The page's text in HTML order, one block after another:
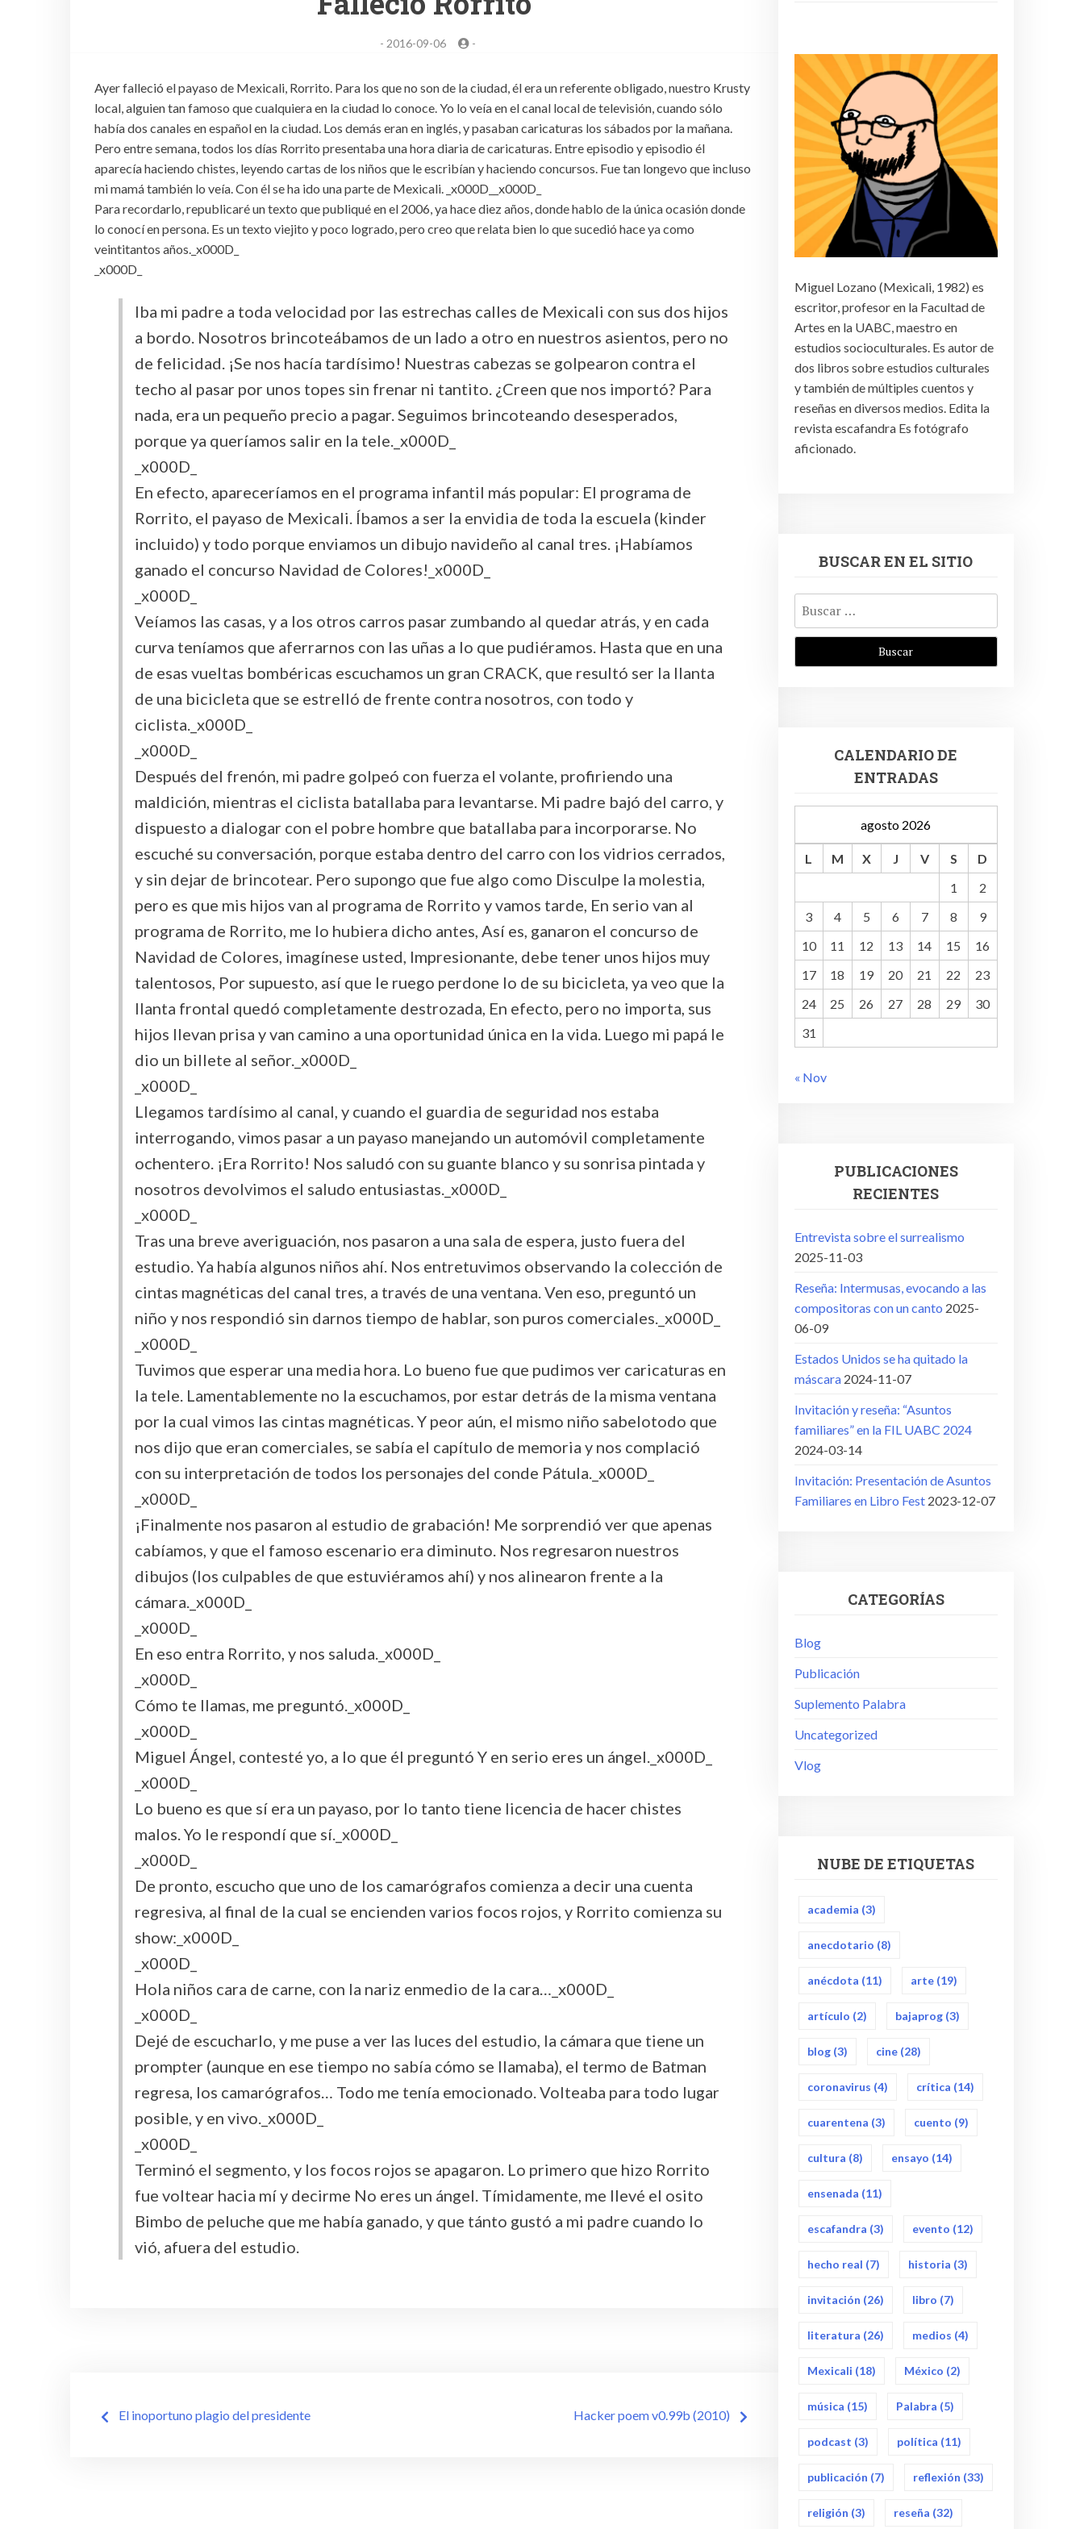
- 2016-09-06 -
Ayer falleció el payaso de Mexicali, Rorrito. Para los que no son de la ciudad, él era un referente obligado, nuestro Krusty
local, alguien tan famoso que cualquiera en la ciudad lo conoce. Yo lo veía en el canal local de televisión, cuando sólo
había dos canales en español en la ciudad. Los demás eran en inglés, y pasaban caricaturas los sábados por la mañana.
Pero entre semana, todos los días Rorrito presentaba una hora diaria de caricaturas. Entre episodio y episodio él
aparecía haciendo chistes, leyendo cartas de los niños que le escribían y haciendo concursos. Fue tan longevo que incluso
mi mamá también lo veía. Con él se ha ido una parte de Mexicali. _x000D__x000D_
Para recordarlo, republicaré un texto que publiqué en el 2006, ya hace diez años, donde hablo de la única ocasión donde
lo conocí en persona. Es un texto viejito y poco logrado, pero creo que relata bien lo que sucedió hace ya como
veintitantos años._x000D_
_x000D_
Iba mi padre a toda velocidad por las estrechas calles de Mexicali con sus dos hijos
a bordo. Nosotros brincoteábamos de un lado a otro en nuestros asientos, pero no
de felicidad. ¡Se nos hacía tardísimo! Nuestras cabezas se golpearon contra el
techo al pasar por unos topes sin frenar ni tantito. ¿Creen que nos importó? Para
nada, era un pequeño precio a pagar. Seguimos brincoteando desesperados,
porque ya queríamos salir en la tele._x000D_
_x000D_
En efecto, apareceríamos en el programa infantil más popular: El programa de
Rorrito, el payaso de Mexicali. Íbamos a ser la envidia de toda la escuela (kinder
incluido) y todo porque enviamos un dibujo navideño al canal tres. ¡Habíamos
ganado el concurso Navidad de Colores!_x000D_
_x000D_
Veíamos las casas, y a los otros carros pasar zumbando al quedar atrás, y en cada
curva teníamos que aferrarnos con las uñas a lo que pudiéramos. Hasta que en una
de esas vueltas bombéricas escuchamos un gran CRACK, que resultó ser la llanta
de una bicicleta que se estrelló de frente contra nosotros, con todo y
ciclista._x000D_
_x000D_
Después del frenón, mi padre golpeó con fuerza el volante, profiriendo una
maldición, mientras el ciclista batallaba para levantarse. Mi padre bajó del carro, y
dispuesto a dialogar con el pobre hombre que batallaba para incorporarse. No
escuché su conversación, porque estaba dentro del carro con los vidrios cerrados,
y sin dejar de brincotear. Pero supongo que fue algo como Disculpe la molestia,
pero es que mis hijos van al programa de Rorrito y vamos tarde, En serio van al
programa de Rorrito, me lo hubiera dicho antes, Así es, ganaron el concurso de
Navidad de Colores, imagínese usted, Impresionante, debe tener unos hijos muy
talentosos, Por supuesto, así que le ruego perdone lo de su bicicleta, ya veo que la
llanta frontal quedó completamente destrozada, En efecto, pero no importa, sus
hijos llevan prisa y van camino a una oportunidad única en la vida. Luego mi papá le
dio un billete al señor._x000D_
_x000D_
Llegamos tardísimo al canal, y cuando el guardia de seguridad nos estaba
interrogando, vimos pasar a un payaso manejando un automóvil completamente
ochentero. ¡Era Rorrito! Nos saludó con su guante blanco y su sonrisa pintada y
nosotros devolvimos el saludo entusiastas._x000D_
_x000D_
Tras una breve averiguación, nos pasaron a una sala de espera, justo fuera del
estudio. Ya había algunos niños ahí. Nos entretuvimos observando la colección de
cintas magnéticas del canal tres, a través de una ventana. Ven eso, preguntó un
niño y nos respondió sin darnos tiempo de hablar, son puros comerciales._x000D_
_x000D_
Tuvimos que esperar una media hora. Lo bueno fue que pudimos ver caricaturas en
la tele. Lamentablemente no la escuchamos, por estar detrás de la misma ventana
por la cual vimos las cintas magnéticas. Y peor aún, el mismo niño sabelotodo que
nos dijo que eran comerciales, se sabía el capítulo de memoria y nos complació
con su interpretación de todos los personajes del conde Pátula._x000D_
_x000D_
¡Finalmente nos pasaron al estudio de grabación! Me sorprendió ver que apenas
cabíamos, y que el famoso escenario era diminuto. Nos regresaron nuestros
dibujos (los culpables de que estuviéramos ahí) y nos alinearon frente a la
cámara._x000D_
_x000D_
En eso entra Rorrito, y nos saluda._x000D_
_x000D_
Cómo te llamas, me preguntó._x000D_
_x000D_
Miguel Ángel, contesté yo, a lo que él preguntó Y en serio eres un ángel._x000D_
_x000D_
Lo bueno es que sí era un payaso, por lo tanto tiene licencia de hacer chistes
malos. Yo le respondí que sí._x000D_
_x000D_
De pronto, escucho que uno de los camarógrafos comienza a decir una cuenta
regresiva, al final de la cual se encienden varios focos rojos, y Rorrito comienza su
show:_x000D_
_x000D_
Hola niños cara de carne, con la nariz enmedio de la cara…_x000D_
_x000D_
Dejé de escucharlo, y me puse a ver las luces del estudio, la cámara que tiene un
prompter (aunque en ese tiempo no sabía cómo se llamaba), el termo de Batman
regresa, los camarógrafos… Todo me tenía emocionado. Volteaba para todo lugar
posible, y en vivo._x000D_
_x000D_
Terminó el segmento, y los focos rojos se apagaron. Lo primero que hizo Rorrito
fue voltear hacia mí y decirme No eres un ángel. Tímidamente, me llevé el osito
Bimbo de peluche que me había ganado, y que tánto gustó a mi padre cuando lo
vió, afuera del estudio.
Navegación
El inoportuno plagio del presidente Hacker poem v0.99b (2010)
Miguel Lozano (Mexicali, 1982) es
escritor, profesor en la Facultad de
Artes en la UABC, maestro en
estudios socioculturales. Es autor de
dos libros sobre estudios culturales
y también de múltiples cuentos y
reseñas en diversos medios. Edita la
revista escafandra Es fotógrafo
aficionado.
BUSCAR EN EL SITIO
Buscar:
CALENDARIO DE
ENTRADAS
agosto 2026
L M X J V S
D
1
2
3
4 5 6 7 8
9
10
11 12 13 14 15
16
17
18 19 20 21 22
23
24
25 26 27 28 29
30
31
« Nov
PUBLICACIONES
RECIENTES
Entrevista sobre el surrealismo
2025-11-03
Reseña: Intermusas, evocando a las
compositoras con un canto 2025-
06-09
Estados Unidos se ha quitado la
máscara 2024-11-07
Invitación y reseña: “Asuntos
familiares” en la FIL UABC 2024
2024-03-14
Invitación: Presentación de Asuntos
Familiares en Libro Fest 2023-12-07
CATEGORÍAS
Blog
Publicación
Suplemento Palabra
Uncategorized
Vlog
NUBE DE ETIQUETAS
academia (3)
anecdotario (8)
anécdota (11) arte(19)
artículo (2) bajaprog(3)
blog(3) cine(28)
coronavirus (4) crítica (14)
cuarentena (3) cuento (9)
cultura (8) ensayo (14)
ensenada (11)
escafandra (3) evento (12)
hecho real (7) historia (3)
invitación (26) libro (7)
literatura (26) medios (4)
Mexicali (18) México (2)
música (15) Palabra (5)
podcast (3) política (11)
publicación (7) reflexión (33)
religión (3) reseña (32)